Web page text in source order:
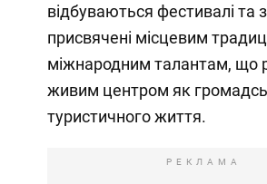
відбуваються фестивалі та
присвячені місцевим
міжнародним талантам, що
живим центром як
туристичного життя.
РЕКЛАМА